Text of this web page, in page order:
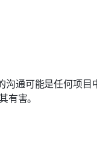
通可能是任何项目
有害。